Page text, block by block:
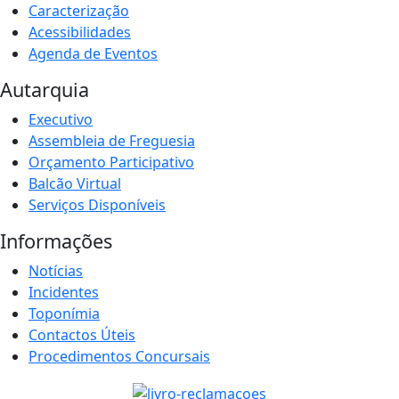
Caracterização
Acessibilidades
Agenda de Eventos
Autarquia
Executivo
Assembleia de Freguesia
Orçamento Participativo
Balcão Virtual
Serviços Disponíveis
Informações
Notícias
Incidentes
Toponímia
Contactos Úteis
Procedimentos Concursais